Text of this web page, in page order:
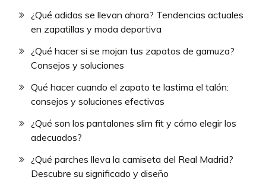
¿Qué adidas se llevan ahora? Tendencias actuales
en zapatillas y moda deportiva
¿Qué hacer si se mojan tus zapatos de gamuza?
Consejos y soluciones
Qué hacer cuando el zapato te lastima el talón:
consejos y soluciones efectivas
¿Qué son los pantalones slim fit y cómo elegir los
adecuados?
¿Qué parches lleva la camiseta del Real Madrid?
Descubre su significado y diseño